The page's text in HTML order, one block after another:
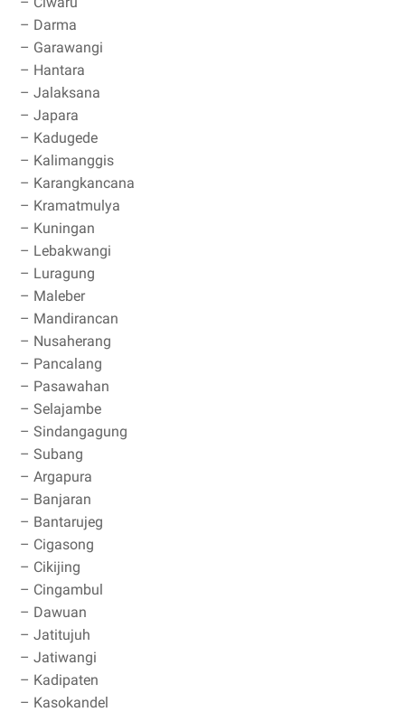
– Darma
– Garawangi
– Hantara
– Jalaksana
– Japara
– Kadugede
– Kalimanggis
– Karangkancana
– Kramatmulya
– Kuningan
– Lebakwangi
– Luragung
– Maleber
– Mandirancan
– Nusaherang
– Pancalang
– Pasawahan
– Selajambe
– Sindangagung
– Subang
– Argapura
– Banjaran
– Bantarujeg
– Cigasong
– Cikijing
– Cingambul
– Dawuan
– Jatitujuh
– Jatiwangi
– Kadipaten
– Kasokandel